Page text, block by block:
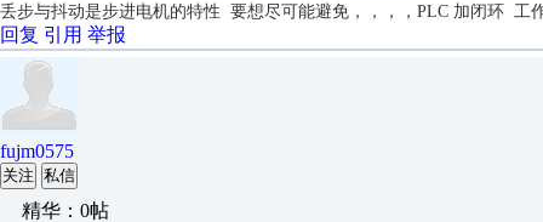
丢步与抖动是步进电机的特性 要想尽可能避免，，，，PLC 加闭环
回复 引用 举报
fujm0575
关注 私信
精华：0帖